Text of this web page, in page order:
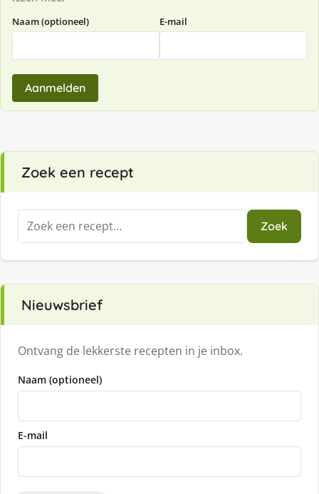
Naam (optioneel) E-mail
Aanmelden
Zoek een recept
Zoeken
naar:
Zoek
Nieuwsbrief
Ontvang de lekkerste recepten in je inbox.
Naam (optioneel)
E-mail